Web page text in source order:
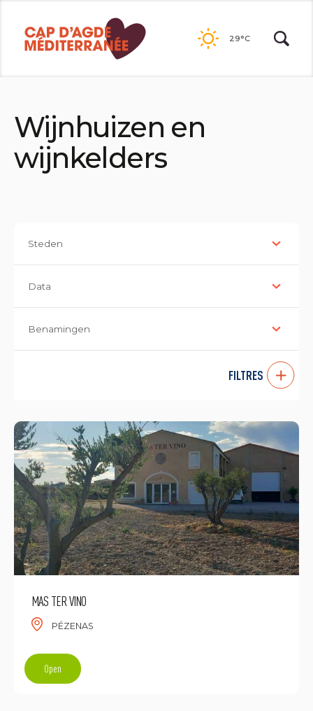
contenu
29°C
Wijnhuizen en
wijnkelders
Steden
Data
Benamingen
FILTRES
MAS TER VINO
PÉZENAS
Open